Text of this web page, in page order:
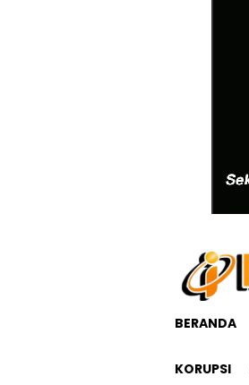
BERANDA
KORUPSI